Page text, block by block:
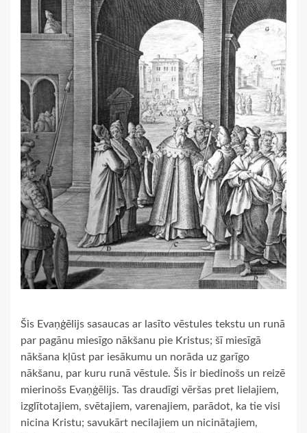
Šis Evaņģēlijs sasaucas ar lasīto vēstules tekstu un runā
par pagānu miesīgo nākšanu pie Kristus; šī miesīgā
nākšana kļūst par iesākumu un norāda uz garīgo
nākšanu, par kuru runā vēstule. Šis ir biedinošs un reizē
mierinošs Evaņģēlijs. Tas draudīgi vēršas pret lielajiem,
izglītotajiem, svētajiem, varenajiem, parādot, ka tie visi
nicina Kristu; savukārt necilajiem un nicinātajiem,